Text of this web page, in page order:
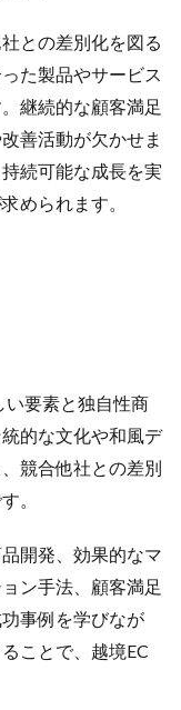
との差別化を図る
た製品やサービス
継続的な顧客満足
善活動が欠かせま
続可能な成長を実
められます。
い要素と独自性商
的な文化や和風デ
競合他社との差別
。
開発、効果的なマ
ン手法、顧客満足
事例を学びなが
ことで、越境EC